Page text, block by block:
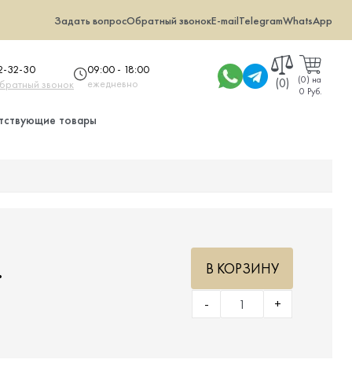
Задать вопросОбратный звонокE-mailTelegramWhatsApp
32-30
звонок
09:00 - 18:00
ежедневно
(0) (0) на
0 Руб.
товары
+
-
В КОРЗИНУ